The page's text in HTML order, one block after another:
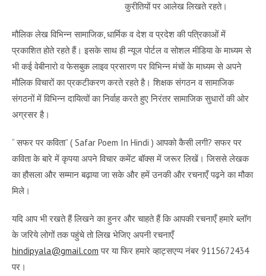
कुरीतियों पर आलेख लिखते रहते।
मौलिक लेख विभिन्न सामाजिक, धार्मिक व देश व प्रदेश की पत्रिकाओं में
प्रकाशित होते रहते हैं। इसके साथ ही न्यूज पोर्टल व सोशल मीडिया के माध्यम से
भी कई वेबीनारो व फेसबुक लाइव प्रसारण पर विभिन्न मंचों के माध्यम से अपने
मौलिक विचारों का प्रकटीकरण करते रहते है। शिक्षक संगठन व सामाजिक
संगठनों में विभिन्न दायित्वों का निर्वाह करते हुए निरंतर सामाजिक सुधारों की ओर
अग्रसर है।
“ सफर पर कविता” ( Safar Poem In Hindi ) आपको कैसी लगी? सफर पर
कविता के बारे में कृपया अपने विचार कमेंट बॉक्स में जरूर लिखें। जिससे लेखक
का हौसला और सम्मान बढ़ाया जा सके और हमें उनकी और रचनाएँ पढ़ने का मौका
मिले।
यदि आप भी रखते हैं लिखने का हुनर और चाहते हैं कि आपकी रचनाएँ हमारे ब्लॉग
के जरिये लोगों तक पहुंचे तो लिख भेजिए अपनी रचनाएँ
hindipyala@gmail.com पर या फिर हमारे व्हाट्सएप्प नंबर 9115672434
पर।